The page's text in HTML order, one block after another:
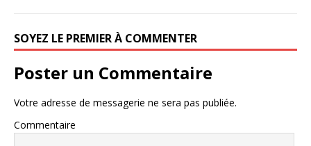
SOYEZ LE PREMIER À COMMENTER
Poster un Commentaire
Votre adresse de messagerie ne sera pas publiée.
Commentaire